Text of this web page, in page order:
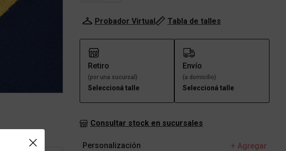
Probador Virtual Tabla de talles
Retiro
(por una sucursal)
Seleccioná talle
Envío
(a domicilio)
Seleccioná talle
Consultar stock en sucursales
Personalización + Agregar